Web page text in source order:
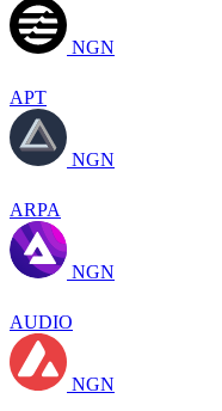
NGN
APT
NGN
ARPA
NGN
AUDIO
NGN